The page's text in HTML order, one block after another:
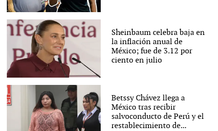
Sheinbaum celebra baja en
la inflación anual de
México; fue de 3.12 por
ciento en julio
Betssy Chávez llega a
México tras recibir
salvoconducto de Perú y el
restablecimiento de...